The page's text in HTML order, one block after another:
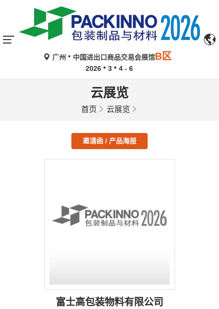
广州 中国进出口商品交易会展馆B区
2026 3 4 - 6
云展览
首页 云展览
邀请函 / 产品海报
富士高包装物料有限公司